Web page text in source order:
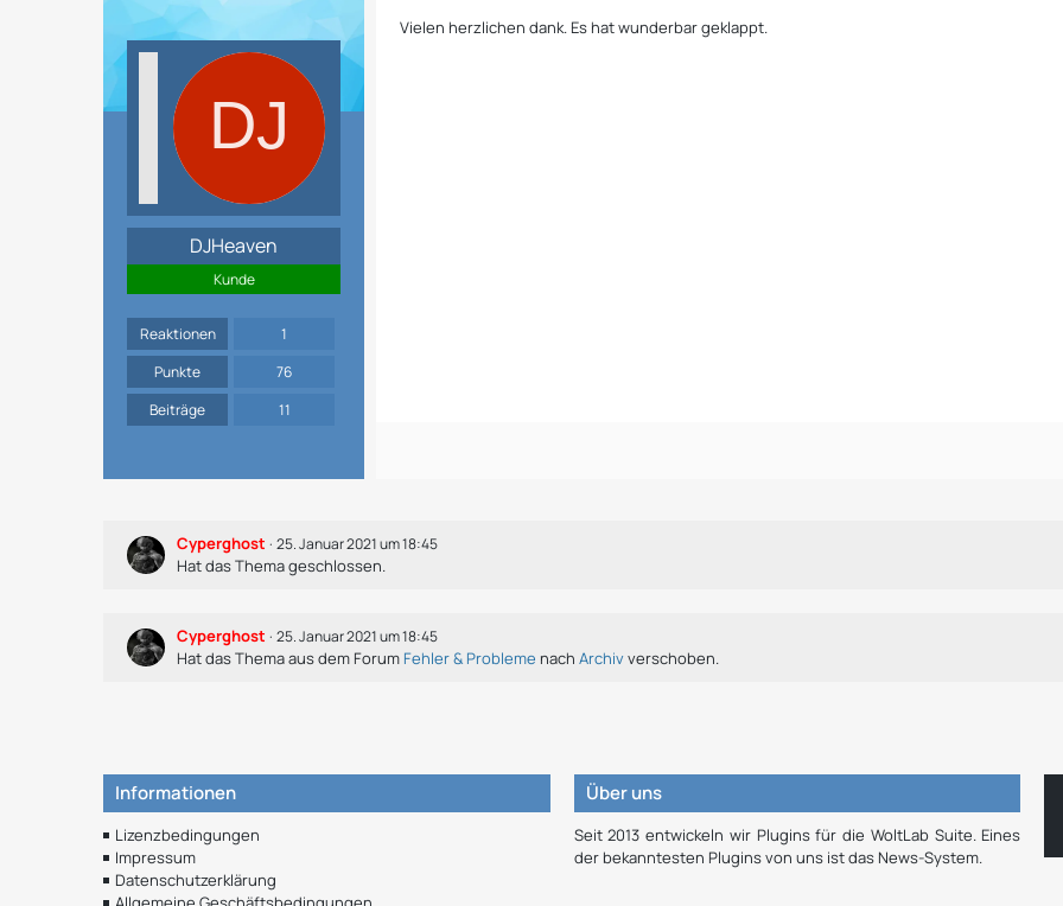
DJHeaven
Kunde
Reaktionen
1
Punkte
76
Beiträge
11
Vielen herzlichen dank. Es hat wunderbar geklappt.
Cyperghost 25. Januar 2021 um 18:45
Hat das Thema geschlossen.
Cyperghost 25. Januar 2021 um 18:45
Hat das Thema aus dem Forum Fehler & Probleme nachArchivverschoben.
Informationen
Lizenzbedingungen
Impressum
Datenschutzerklärung
Über uns
Seit 2013 entwickeln wir Plugins für die WoltLab Suite. Eines
der bekanntesten Plugins von uns ist das News-System.